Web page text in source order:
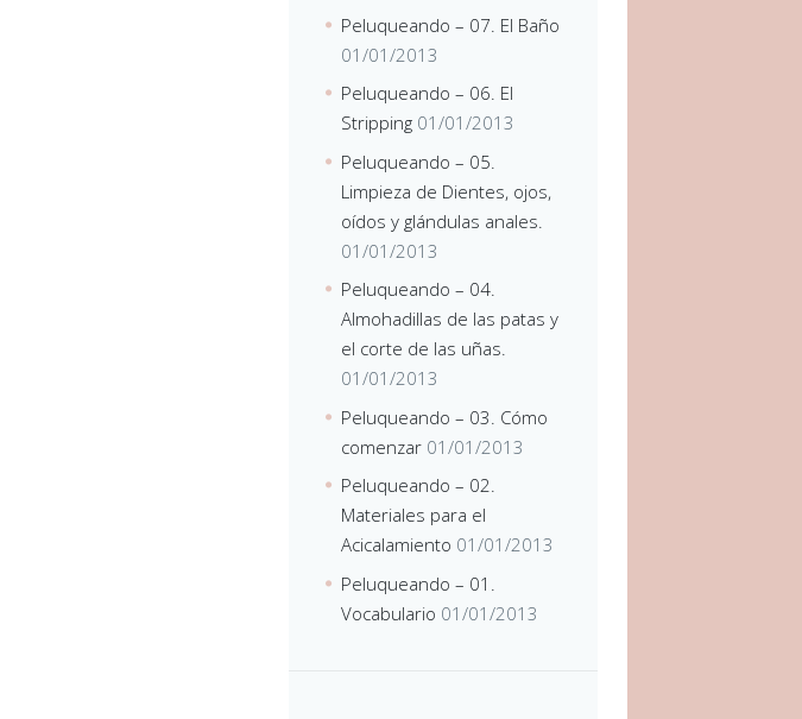
Peluqueando – 07. El Baño
01/01/2013
Peluqueando – 06. El
Stripping 01/01/2013
Peluqueando – 05.
Limpieza de Dientes, ojos,
oídos y glándulas anales.
01/01/2013
Peluqueando – 04.
Almohadillas de las patas y
el corte de las uñas.
01/01/2013
Peluqueando – 03. Cómo
comenzar 01/01/2013
Peluqueando – 02.
Materiales para el
Acicalamiento 01/01/2013
Peluqueando – 01.
Vocabulario 01/01/2013